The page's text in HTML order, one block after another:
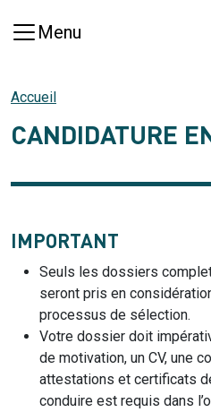
Menu
Accueil
CANDIDATURE
IMPORTANT
Seuls les dossiers
seront pris en
processus de sélection.
Votre dossier doit
de motivation, un CV, une
attestations et certificats
conduire est requis dans